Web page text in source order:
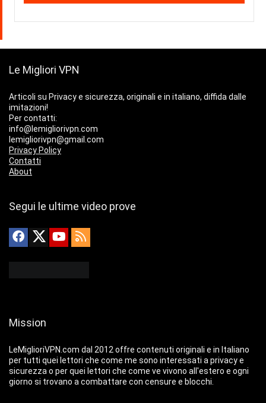
Le Migliori VPN
Articoli su Privacy e sicurezza, originali e in italiano, diffida dalle
imitazioni!
Per contatti:
info@lemigliorivpn.com
lemigliorivpn@gmail.com
Privacy Policy
Contatti
About
Segui le ultime video prove
Mission
LeMiglioriVPN.com dal 2012 offre contenuti originali e in Italiano
per tutti quei lettori che come me sono interessati a privacy e
sicurezza o per quei lettori che come ve vivono all'estero e ogni
giorno si trovano a combattare con censure e blocchi.